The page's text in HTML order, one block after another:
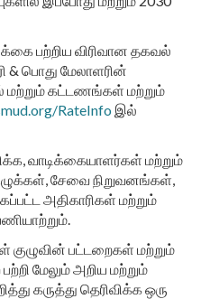
பற்றிய விரிவான தகவல்
& பொது மேலாளரின்
மற்றும் கட்டணங்கள் மற்றும்
RateInfo இல்
வாடிக்கையாளர்கள் மற்றும்
சேவை நிறுவனங்கள்,
அதிகாரிகள் மற்றும்
குழுவின் பட்டறைகள் மற்றும்
மேலும் அறிய மற்றும்
கருத்து தெரிவிக்க ஒரு